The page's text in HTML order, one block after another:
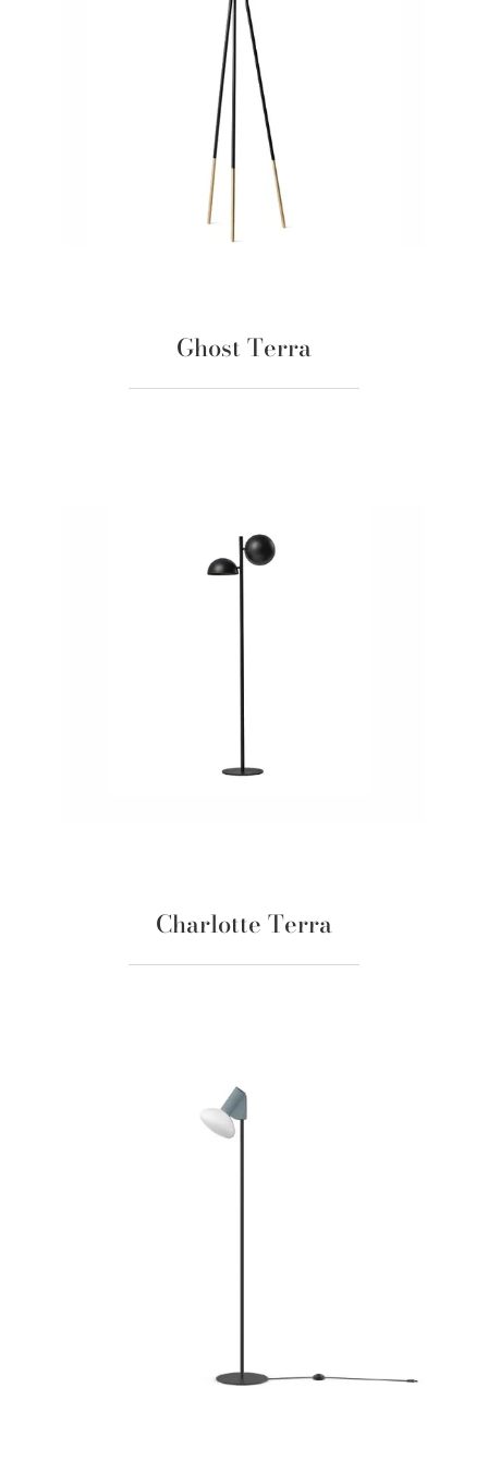
Ghost Terra
Charlotte Terra